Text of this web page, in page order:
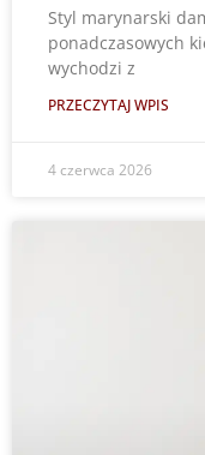
Styl marynarski
ponadczasowych
wychodzi z
PRZECZYTAJ WPIS
4 czerwca 2026